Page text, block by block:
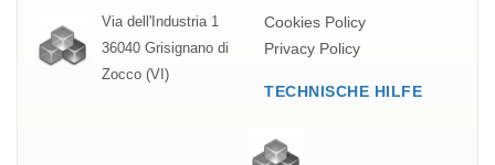
Via dell'Industria 1
36040 Grisignano di
Zocco (VI)
Cookies Policy
Privacy Policy
TECHNISCHE HILFE